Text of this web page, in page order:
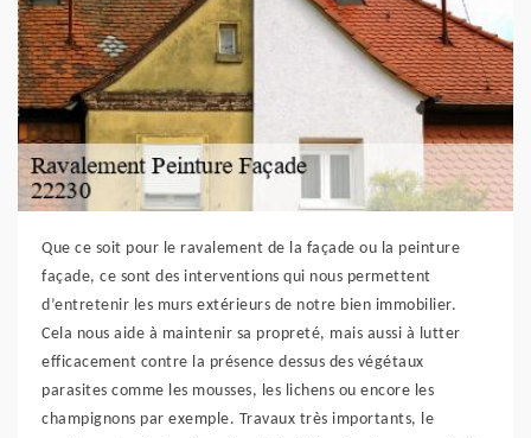
Que ce soit pour le ravalement de la façade ou la peinture
façade, ce sont des interventions qui nous permettent
d’entretenir les murs extérieurs de notre bien immobilier.
Cela nous aide à maintenir sa propreté, mais aussi à lutter
efficacement contre la présence dessus des végétaux
parasites comme les mousses, les lichens ou encore les
champignons par exemple. Travaux très importants, le